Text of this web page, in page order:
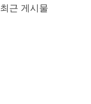
최근 게시물